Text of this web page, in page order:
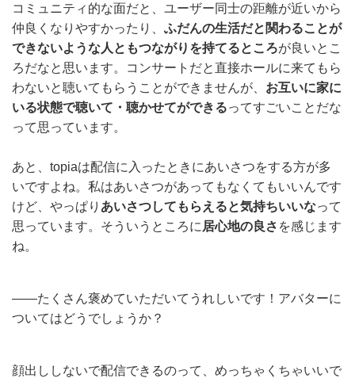
コミュニティ的な面だと、ユーザー同士の距離が近いから
仲良くなりやすかったり、 ふだんの生活だと関わることが
できないような人ともつながりを持てるところが良いとこ
ろだなと思います。コンサートだと直接ホールに来てもら
わないと聴いてもらうことができませんが、 お互いに家に
いる状態で聴いて・聴かせてができるってすごいことだな
って思っています。
あと、topiaは配信に入ったときにあいさつをする方が多
いですよね。私はあいさつがあってもなくてもいいんです
けど、やっぱり あいさつしてもらえると気持ちいいなって
思っています。そういうところに 居心地の良さ を感じます
ね。
——たくさん褒めていただいてうれしいです！アバターに
ついてはどうでしょうか？
顔出ししないで配信できるのって、めっちゃくちゃいいで